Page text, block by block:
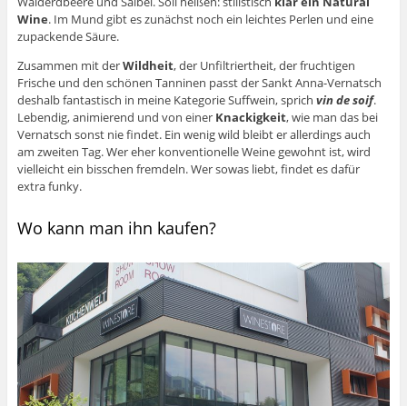
Wine. Im Mund gibt es zunächst noch ein leichtes Perlen und eine
zupackende Säure.
Zusammen mit derWildheit, der Unfiltriertheit, der fruchtigen
Frische und den schönen Tanninen passt der Sankt Anna-Vernatsch
deshalb fantastisch in meine Kategorie Suffwein, sprich vin de soif.
Lebendig, animierend und von einer Knackigkeit, wie man das bei
Vernatsch sonst nie findet. Ein wenig wild bleibt er allerdings auch
am zweiten Tag. Wer eher konventionelle Weine gewohnt ist, wird
vielleicht ein bisschen fremdeln. Wer sowas liebt, findet es dafür
extra funky.
Wo kann man ihn kaufen?